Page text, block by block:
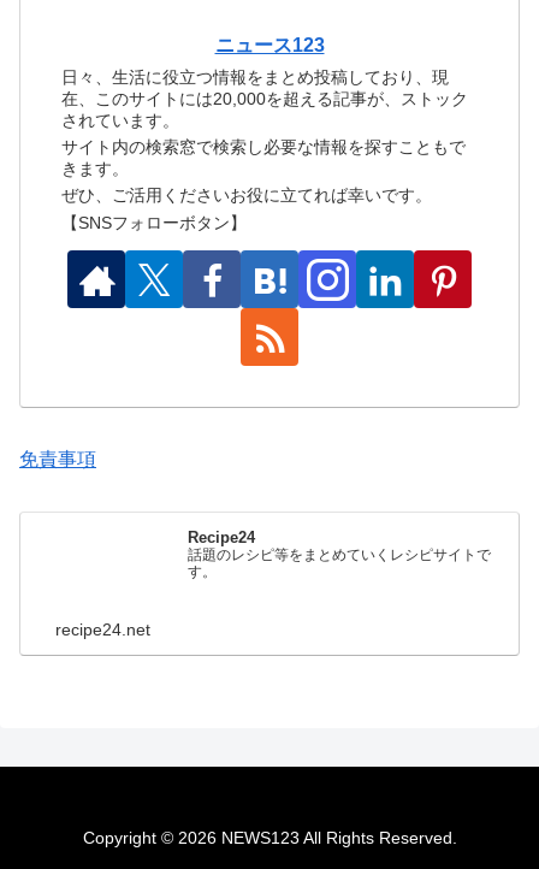
ニュース123
日々、生活に役立つ情報をまとめ投稿しており、現
在、このサイトには20,000を超える記事が、ストック
されています。
サイト内の検索窓で検索し必要な情報を探すこともで
きます。
ぜひ、ご活用くださいお役に立てれば幸いです。
【SNSフォローボタン】
免責事項
Recipe24
話題のレシピ等をまとめていくレシピサイトで
す。
recipe24.net
Copyright © 2026 NEWS123 All Rights Reserved.